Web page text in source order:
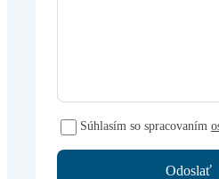
Súhlasím so spracovaním
Odoslať